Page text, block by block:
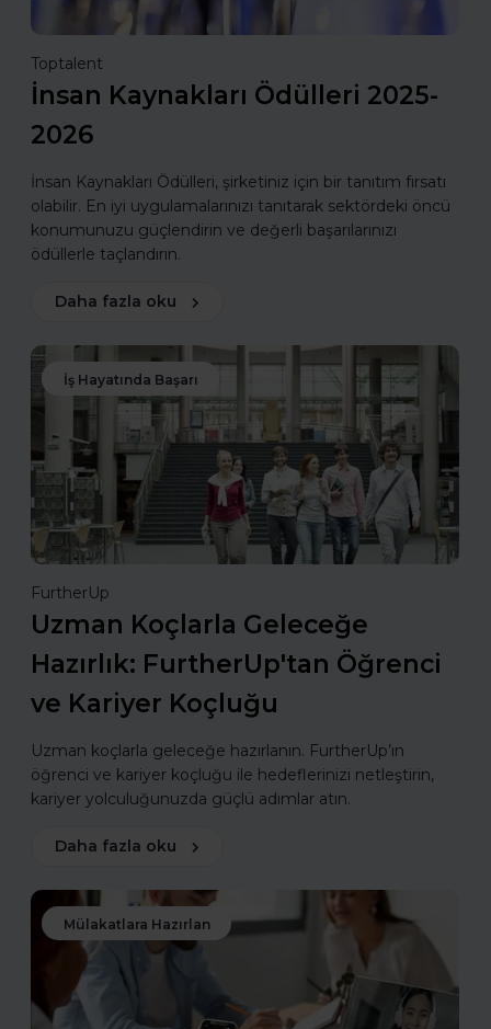
Toptalent
İnsan Kaynakları Ödülleri 2025-
2026
İnsan Kaynakları Ödülleri, şirketiniz için bir tanıtım fırsatı
olabilir. En iyi uygulamalarınızı tanıtarak sektördeki öncü
konumunuzu güçlendirin ve değerli başarılarınızı
ödüllerle taçlandırın.
Daha fazla oku
İş Hayatında Başarı
FurtherUp
Uzman Koçlarla Geleceğe
Hazırlık: FurtherUp'tan Öğrenci
ve Kariyer Koçluğu
Uzman koçlarla geleceğe hazırlanın. FurtherUp’ın
öğrenci ve kariyer koçluğu ile hedeflerinizi netleştirin,
kariyer yolculuğunuzda güçlü adımlar atın.
Daha fazla oku
Mülakatlara Hazırlan